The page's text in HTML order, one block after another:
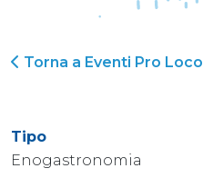
Torna a Eventi Pro Loco
Tipo
Enogastronomia